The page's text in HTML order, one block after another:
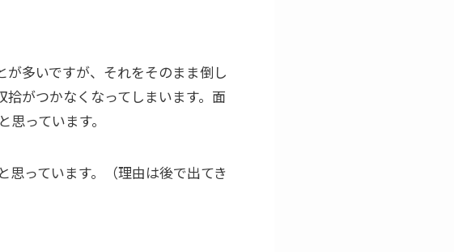
多いですが、それをそのまま倒し
がつかなくなってしまいます。面
っています。
っています。（理由は後で出てき